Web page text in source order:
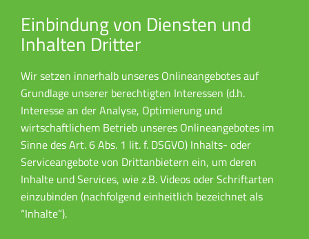
Einbindung von Diensten und
Inhalten Dritter
Wir setzen innerhalb unseres Onlineangebotes auf
Grundlage unserer berechtigten Interessen (d.h.
Interesse an der Analyse, Optimierung und
wirtschaftlichem Betrieb unseres Onlineangebotes im
Sinne des Art. 6 Abs. 1 lit. f. DSGVO) Inhalts- oder
Serviceangebote von Drittanbietern ein, um deren
Inhalte und Services, wie z.B. Videos oder Schriftarten
einzubinden (nachfolgend einheitlich bezeichnet als
“Inhalte”).